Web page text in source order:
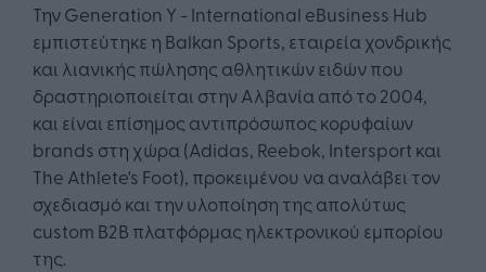
Την Generation Y - International eBusiness Hub
εμπιστεύτηκε η Balkan Sports, εταιρεία χονδρικής
και λιανικής πώλησης αθλητικών ειδών που
δραστηριοποιείται στην Αλβανία από το 2004,
και είναι επίσημος αντιπρόσωπος κορυφαίων
brands στη χώρα (Adidas, Reebok, Intersport και
The Athlete's Foot), προκειμένου να αναλάβει τον
σχεδιασμό και την υλοποίηση της απολύτως
custom B2B πλατφόρμας ηλεκτρονικού εμπορίου
της.